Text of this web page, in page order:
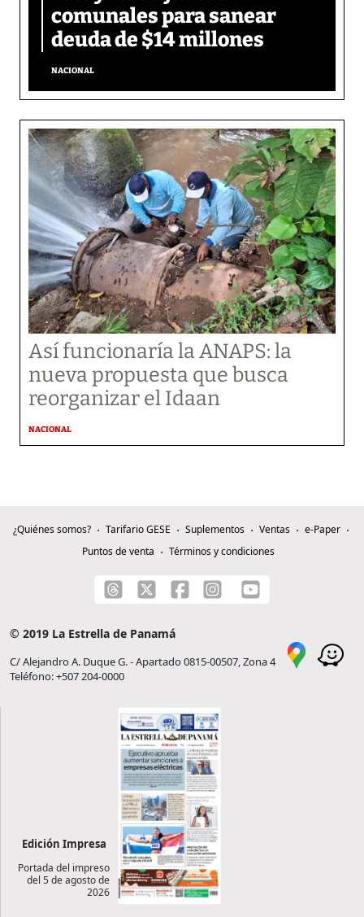
comunales para sanear
deuda de $14 millones
NACIONAL
Así funcionaría la ANAPS: la
nueva propuesta que busca
reorganizar el Idaan
NACIONAL
¿Quiénes somos? Tarifario GESE Suplementos Ventas
e-Paper
Puntos de venta
Términos y condiciones
© 2019 La Estrella de Panamá
C/ Alejandro A. Duque G. - Apartado 0815-00507, Zona 4
Teléfono: +507 204-0000
Edición Impresa
Portada del impreso
del 5 de agosto de
2026